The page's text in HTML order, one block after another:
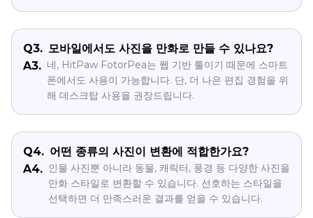
Q3. 모바일에서도 사진을 만화로 만들 수 있나요?
A3. 네, HitPaw FotorPea는 웹 기반 툴이기 때문에 스마트
폰에서도 사용이 가능합니다. 단, 더 나은 편집 경험을 위
해 데스크탑 사용을 권장드립니다.
Q4. 어떤 종류의 사진이 변환에 적합한가요?
A4. 인물 사진뿐 아니라 동물, 캐릭터, 풍경 등 다양한 사진을
만화 스타일로 변환할 수 있습니다. 선호하는 스타일을
선택하면 더 만족스러운 결과를 얻을 수 있습니다.